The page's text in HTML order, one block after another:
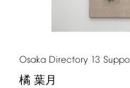
Osaka Directory 13
橘 葉月